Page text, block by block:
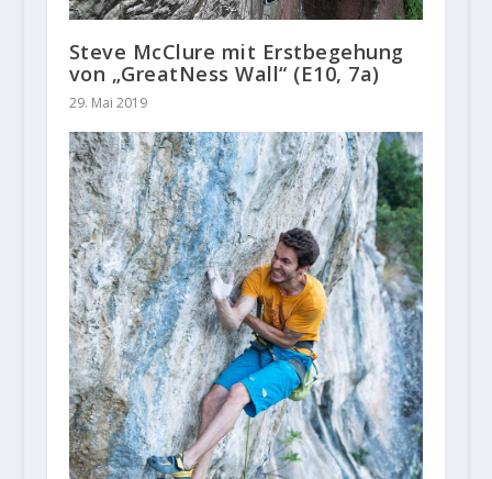
Steve McClure mit Erstbegehung
von „GreatNess Wall“ (E10, 7a)
29. Mai 2019